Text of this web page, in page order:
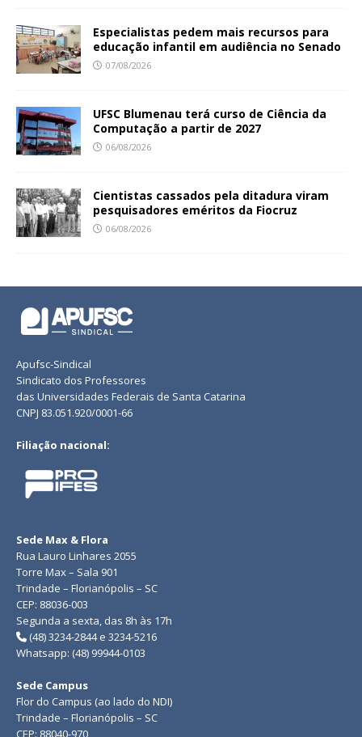
Especialistas pedem mais recursos para
educação infantil em audiência no Senado
07/08/2026
UFSC Blumenau terá curso de Ciência da
Computação a partir de 2027
06/08/2026
Cientistas cassados pela ditadura viram
pesquisadores eméritos da Fiocruz
06/08/2026
Apufsc-Sindical
Sindicato dos Professores
das Universidades Federais de Santa Catarina
CNPJ 83.051.920/0001-66
Filiação nacional:
Sede Max & Flora
Rua Lauro Linhares 2055
Torre Max – Sala 901
Trindade – Florianópolis – SC
CEP: 88036-003
Segunda a sexta, das 8h às 17h
(48) 3234-2844 e 3234-5216
Whatsapp: (48) 99944-0103
Sede Campus
Flor do Campus (ao lado do NDI)
Trindade – Florianópolis – SC
CEP: 88040-970